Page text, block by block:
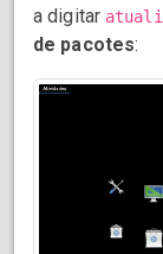
a digitar
de pacotes: